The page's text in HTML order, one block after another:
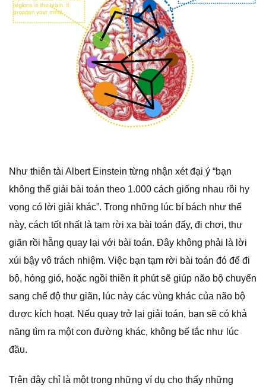
Như thiên tài Albert Einstein từng nhận xét đại ý “bạn
không thể giải bài toán theo 1.000 cách giống nhau rồi hy
vọng có lời giải khác”. Trong những lúc bí bách như thế
này, cách tốt nhất là tạm rời xa bài toán đấy, đi chơi, thư
giãn rồi hẵng quay lại với bài toán. Đây không phải là lời
xúi bậy vô trách nhiệm. Việc bạn tạm rời bài toán đó để đi
bộ, hóng gió, hoặc ngồi thiền ít phút sẽ giúp não bộ chuyển
sang chế độ thư giãn, lúc này các vùng khác của não bộ
được kích hoạt. Nếu quay trở lại giải toán, bạn sẽ có khả
năng tìm ra một con đường khác, không bế tắc như lúc
đầu.
Trên đây chỉ là một trong những ví dụ cho thấy những